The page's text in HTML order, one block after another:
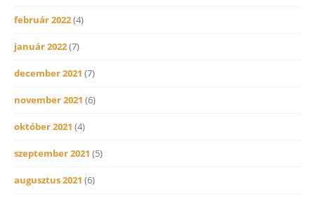
február 2022(4)
január 2022(7)
december 2021 (7)
november 2021 (6)
október 2021 (4)
szeptember 2021 (5)
augusztus 2021 (6)